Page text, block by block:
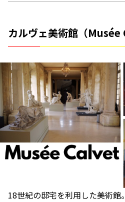
カルヴェ美術館（Musée
18世紀の邸宅を利用した美術館